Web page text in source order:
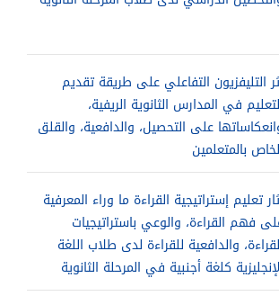
التليفزيون التفاعلي على طريقة تقديم
في المدارس الثانوية الريفية،
على التحصيل، والدافعية، والقلق
بالمتعلمين
تعليم إستراتيجية القراءة ما وراء المعرفية
فهم القراءة، والوعي باستراتيجيات
والدافعية للقراءة لدى طلاب اللغة
كلغة أجنبية في المرحلة الثانوية